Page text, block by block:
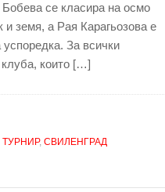
се класира на осмо
и земя, а Рая Карагьозова е
За всички
клуба, които […]
, СВИЛЕНГРАД